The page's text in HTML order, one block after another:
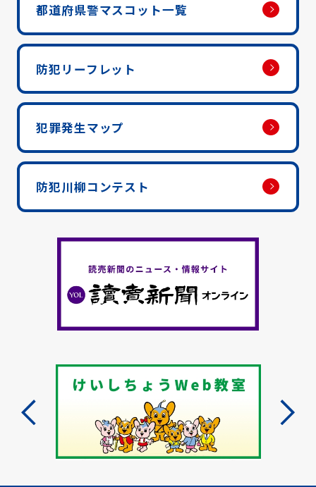
都道府県警マスコット一覧
防犯リーフレット
犯罪発生マップ
防犯川柳コンテスト